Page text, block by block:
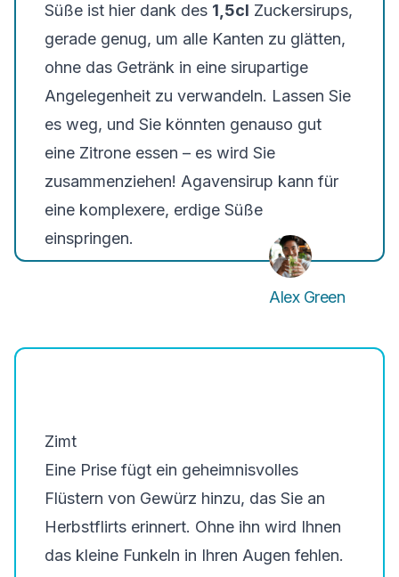
Süße ist hier dank des 1,5cl Zuckersirups,
gerade genug, um alle Kanten zu glätten,
ohne das Getränk in eine sirupartige
Angelegenheit zu verwandeln. Lassen Sie
es weg, und Sie könnten genauso gut
eine Zitrone essen – es wird Sie
zusammenziehen! Agavensirup kann für
eine komplexere, erdige Süße
einspringen.
Alex Green
Zimt
Eine Prise fügt ein geheimnisvolles
Flüstern von Gewürz hinzu, das Sie an
Herbstflirts erinnert. Ohne ihn wird Ihnen
das kleine Funkeln in Ihren Augen fehlen.